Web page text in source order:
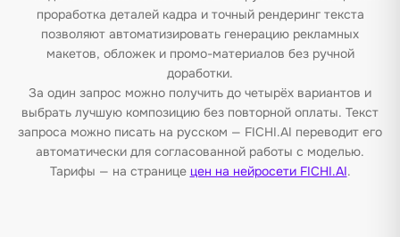
проработка деталей кадра и точный рендеринг текста
позволяют автоматизировать генерацию рекламных
макетов, обложек и промо-материалов без ручной
доработки.
За один запрос можно получить до четырёх вариантов и
выбрать лучшую композицию без повторной оплаты. Текст
запроса можно писать на русском — FICHI.AI переводит его
автоматически для согласованной работы с моделью.
Тарифы — на странице цен на нейросети FICHI.AI.